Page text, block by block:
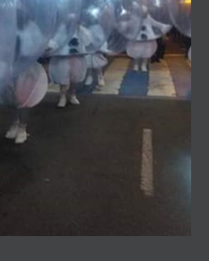
y Hadas de Luz